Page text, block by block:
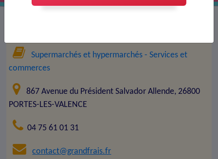
Supermarchés et hypermarchés - Services et
commerces
867 Avenue du Président Salvador Allende, 26800
PORTES-LES-VALENCE
04 75 61 01 31
contact@grandfrais.fr